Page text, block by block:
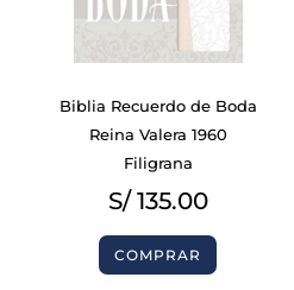
Biblia Recuerdo de Boda
Reina Valera 1960
Filigrana
S/135.00
COMPRAR